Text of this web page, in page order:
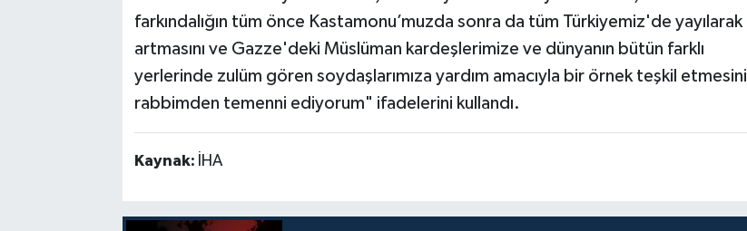
farkındalığın tüm önce Kastamonu’muzda sonra da tüm Türkiyemiz'de yayılarak
artmasını ve Gazze'deki Müslüman kardeşlerimize ve dünyanın bütün farklı
yerlerinde zulüm gören soydaşlarımıza yardım amacıyla bir örnek teşkil etmesini
rabbimden temenni ediyorum" ifadelerini kullandı.
Kaynak: İHA